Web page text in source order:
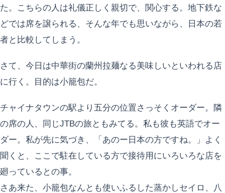
た。こちらの人は礼儀正しく親切で、関心する。地下鉄な
どでは席を譲られる、そんな年でも思いながら、日本の若
者と比較してしまう。
さて、今日は中華街の蘭州拉麺なる美味しいといわれる店
に行く。目的は小籠包だ。
チャイナタウンの駅より五分の位置さっそくオーダー。隣
の席の人、同じJTBの旅ともみてる。私も彼も英語でオー
ダー。私が先に気づき、「あのー日本の方ですね。」よく
聞くと、ここで駐在している方で接待用にいろいろな店を
廻っているとの事。
さあ来た、小籠包なんとも使いふるした蒸かしセイロ、八